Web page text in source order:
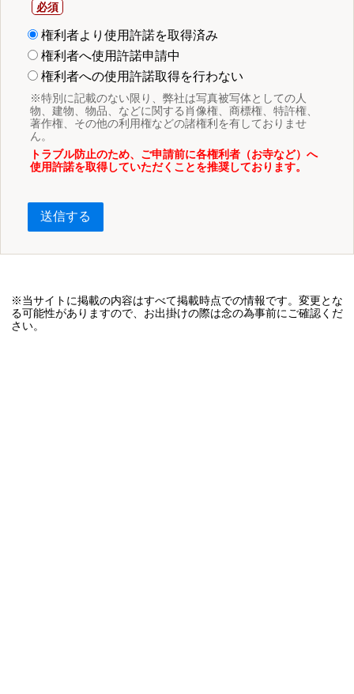
権利者より使用許諾を取得済み
権利者へ使用許諾申請中
権利者への使用許諾取得を行わない
※特別に記載のない限り、弊社は写真被写体としての人
物、建物、物品、などに関する肖像権、商標権、特許権、
著作権、その他の利用権などの諸権利を有しておりませ
ん。
トラブル防止のため、ご申請前に各権利者（お寺など）へ
使用許諾を取得していただくことを推奨しております。
送信する
※当サイトに掲載の内容はすべて掲載時点での情報です。変更とな
る可能性がありますので、お出掛けの際は念の為事前にご確認くだ
さい。